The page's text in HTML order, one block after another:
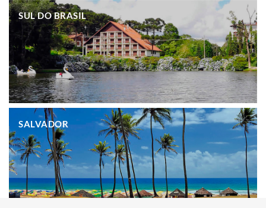
.
SUL DO BRASIL
SALVADOR